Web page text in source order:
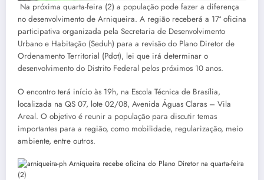
Na próxima quarta-feira (2) a população pode fazer a diferença
no desenvolvimento de Arniqueira. A região receberá a 17ª oficina
participativa organizada pela Secretaria de Desenvolvimento
Urbano e Habitação (Seduh) para a revisão do Plano Diretor de
Ordenamento Territorial (Pdot), lei que irá determinar o
desenvolvimento do Distrito Federal pelos próximos 10 anos.
O encontro terá início às 19h, na Escola Técnica de Brasília,
localizada na QS 07, lote 02/08, Avenida Águas Claras – Vila
Areal. O objetivo é reunir a população para discutir temas
importantes para a região, como mobilidade, regularização, meio
ambiente, entre outros.